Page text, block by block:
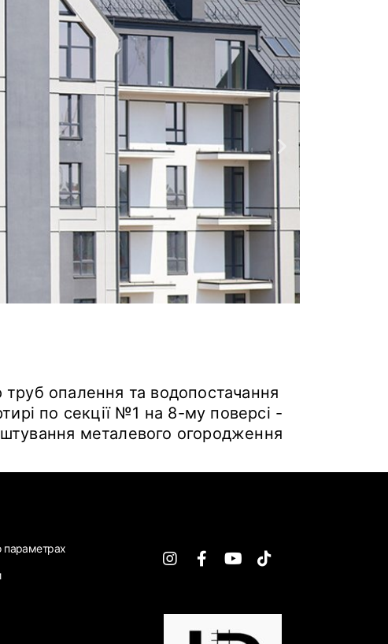
труб опалення та водопостачання
по секції №1 на 8-му поверсі -
металевого огородження
параметрах